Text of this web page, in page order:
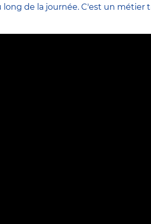
long de la journée. C'est un métier